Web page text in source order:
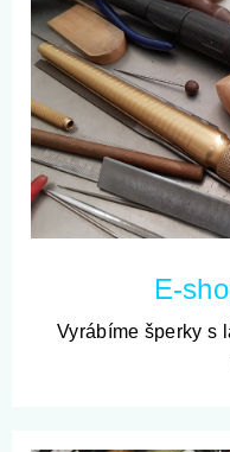
E-
Vyrábíme šperky s